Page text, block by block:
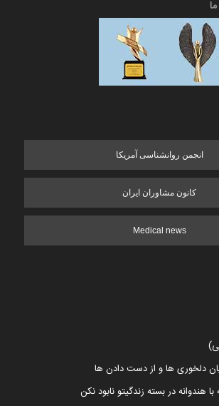
انجمن روانشناسی آمریکا
کانون مشاوران ایران
Medical news
دلخوری ها و از دست دادن ها
هندوانه در بسته زندگیتو نابود نکن